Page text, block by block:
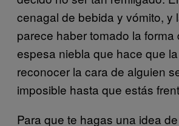
cenagal de bebida y vómito, y
parece haber tomado la forma
espesa niebla que hace que
reconocer la cara de alguien
imposible hasta que estás
Para que te hagas una idea